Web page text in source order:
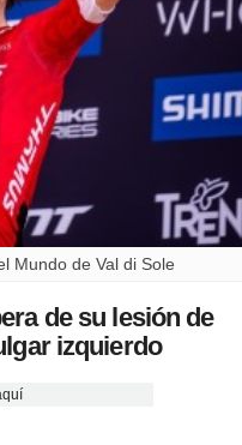
Mundo de Val di Sole
de su lesión de
izquierdo